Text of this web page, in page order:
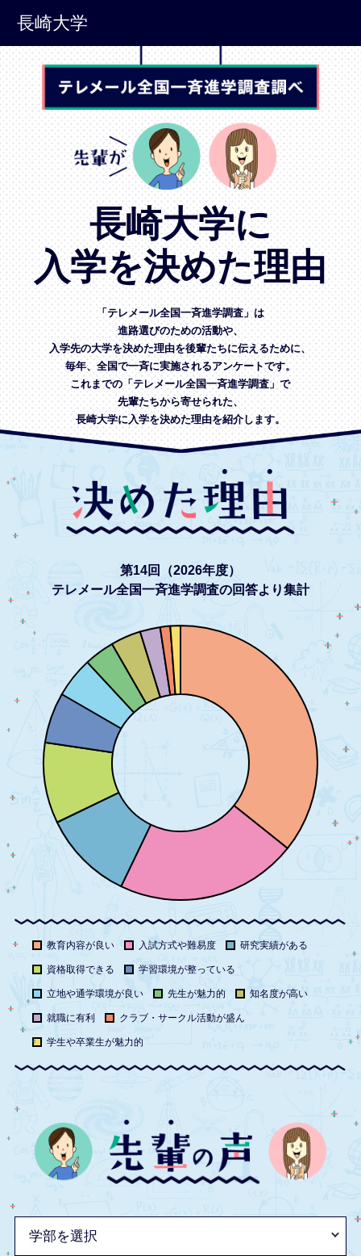
長崎大学
長崎大学に
入学を決めた理由
「テレメール全国一斉進学調査」は
進路選びのための活動や、
入学先の大学を決めた理由を後輩たちに伝えるために、
毎年、全国で一斉に実施されるアンケートです。
これまでの「テレメール全国一斉進学調査」で
先輩たちから寄せられた、
長崎大学に入学を決めた理由を紹介します。
第14回（2026年度）
テレメール全国一斉進学調査の回答より集計
教育内容が良い 入試方式や難易度 研究実績がある
資格取得できる 学習環境が整っている
立地や通学環境が良い 先生が魅力的 知名度が高い
就職に有利 クラブ・サークル活動が盛ん
学生や卒業生が魅力的